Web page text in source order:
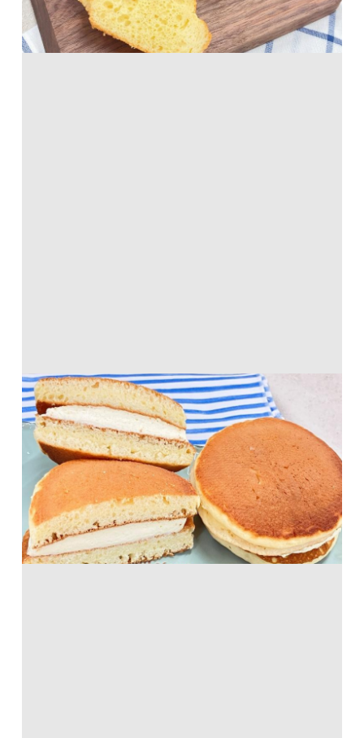
ホットケーキミックス
カルピスのチーズクリームのホットケー
キサンド
ホットケーキミックス